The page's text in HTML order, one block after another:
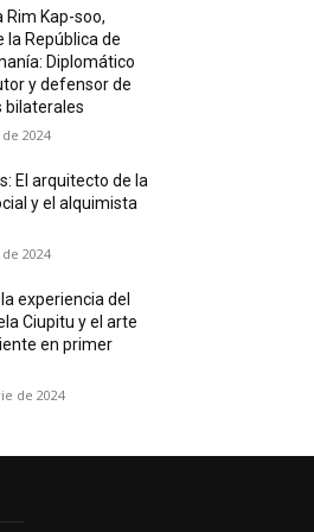
Rim Kap-soo,
la República de
Diplomático
y defensor de
bilaterales
2024
El arquitecto de la
y el alquimista
2024
experiencia del
Ciupitu y el arte
en primer
de 2024